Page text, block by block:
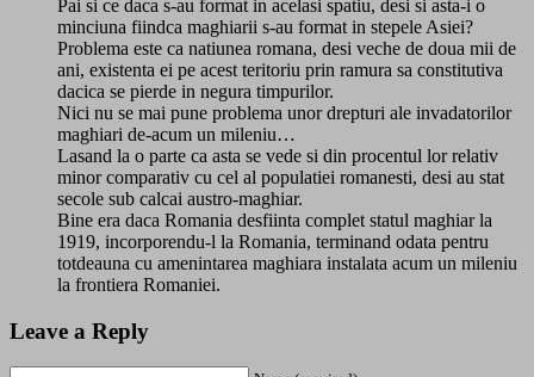
Pai si ce daca s-au format in acelasi spatiu, desi si asta-i o
minciuna fiindca maghiarii s-au format in stepele Asiei?
Problema este ca natiunea romana, desi veche de doua mii de
ani, existenta ei pe acest teritoriu prin ramura sa constitutiva
dacica se pierde in negura timpurilor.
Nici nu se mai pune problema unor drepturi ale invadatorilor
maghiari de-acum un mileniu…
Lasand la o parte ca asta se vede si din procentul lor relativ
minor comparativ cu cel al populatiei romanesti, desi au stat
secole sub calcai austro-maghiar.
Bine era daca Romania desfiinta complet statul maghiar la
1919, incorporendu-l la Romania, terminand odata pentru
totdeauna cu amenintarea maghiara instalata acum un mileniu
la frontiera Romaniei.
Leave a Reply